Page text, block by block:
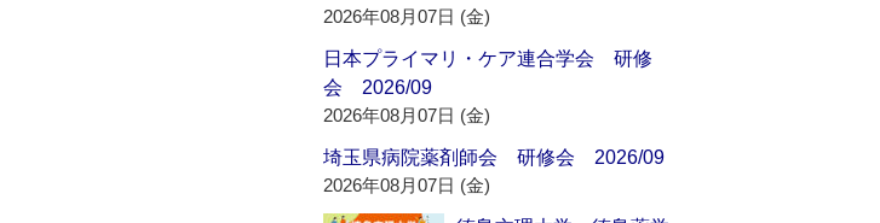
2026年08月07日 (金)
日本プライマリ・ケア連合学会 研修
会 2026/09
2026年08月07日 (金)
埼玉県病院薬剤師会 研修会 2026/09
2026年08月07日 (金)